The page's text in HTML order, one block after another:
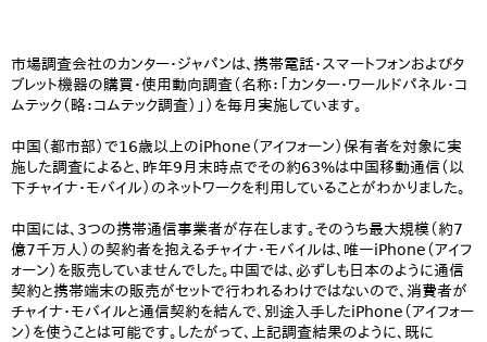
市場調査会社のカンター・ジャパンは、携帯電話・スマートフォンおよびタ
ブレット機器の購買・使用動向調査（名称：「カンター・ワールドパネル・コ
ムテック（略：コムテック調査）」）を毎月実施しています。
中国（都市部）で16歳以上のiPhone（アイフォーン）保有者を対象に実
施した調査によると、昨年9月末時点でその約63%は中国移動通信（以
下チャイナ・モバイル）のネットワークを利用していることがわかりました。
中国には、3つの携帯通信事業者が存在します。そのうち最大規模（約7
億7千万人）の契約者を抱えるチャイナ・モバイルは、唯一iPhone（アイフ
ォーン）を販売していませんでした。中国では、必ずしも日本のように通信
契約と携帯端末の販売がセットで行われるわけではないので、消費者が
チャイナ・モバイルと通信契約を結んで、別途入手したiPhone（アイフォー
ン）を使うことは可能です。したがって、上記調査結果のように、既に